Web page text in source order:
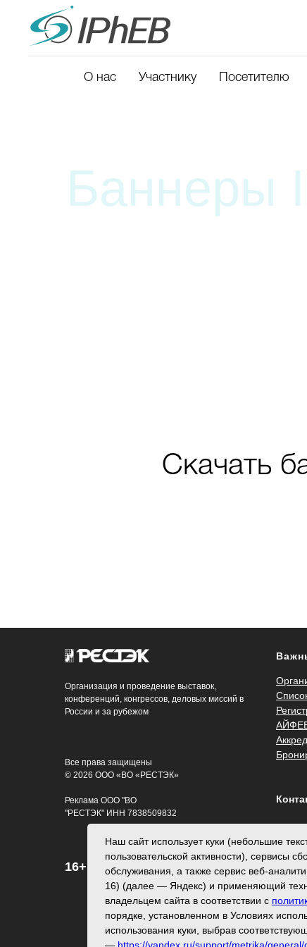
О нас Участнику Посетителю
Баннеры
Скачать
Наш сайт использует куки (небольшие
пользовательской активности), сервисы
обслуживания, а также сервис веб-
16) (далее — Яндекс) и применяющий
владельцем сайта в соответствии с
порядке, установленном в Условиях
использования куки, выбрав
Организация и проведение выставок,
конференций, конгрессов, деловых миссий в
России и за рубежом
Все права защищены
© 2026 ООО «ВО «РЕСТЭК»
Реклама ООО "ВО
"РЕСТЭК" ИНН 7838509832
16+
E-